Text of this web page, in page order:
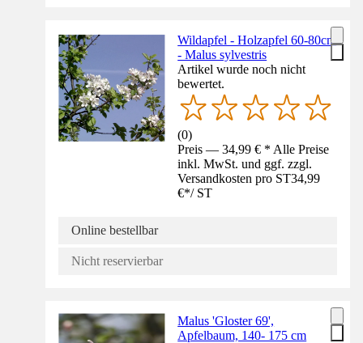
Wildapfel - Holzapfel 60-80cm
- Malus sylvestris
Artikel wurde noch nicht
bewertet.
(0)
Preis — 34,99 € * Alle Preise
inkl. MwSt. und ggf. zzgl.
Versandkosten pro ST34,99
€*/ ST
Online bestellbar
Nicht reservierbar
Malus 'Gloster 69',
Apfelbaum, 140- 175 cm